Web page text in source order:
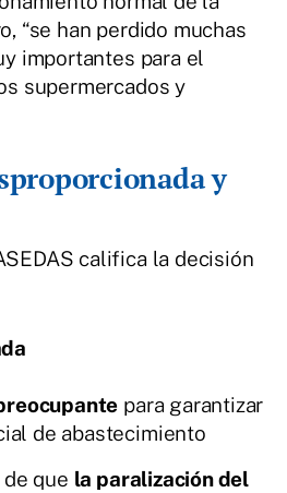
“se han perdido muchas
importantes para el
supermercados y
y
califica la decisión
para garantizar
de abastecimiento
que la paralización del